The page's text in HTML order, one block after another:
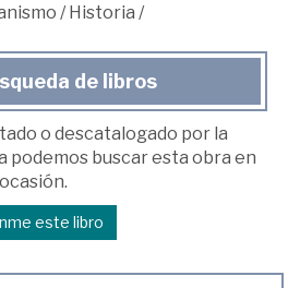
/Historia /
de libros
o descatalogado por la
podemos buscar esta obra en
este libro